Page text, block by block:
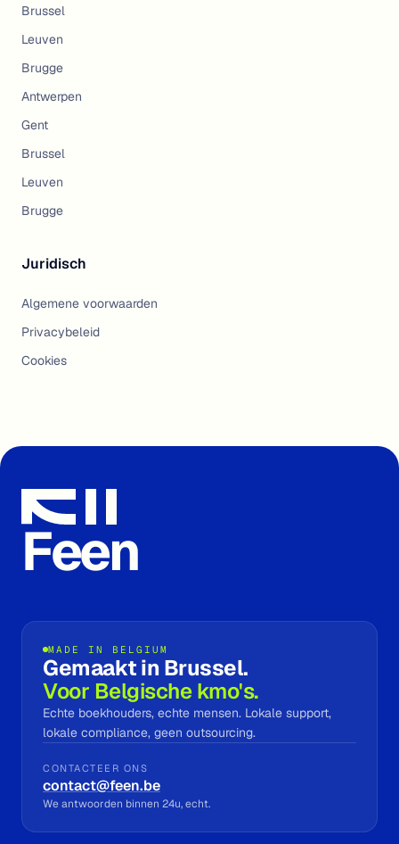
Brussel
Leuven
Brugge
Antwerpen
Gent
Brussel
Leuven
Brugge
Juridisch
Algemene voorwaarden
Privacybeleid
Cookies
Feen
MADE IN BELGIUM
Gemaakt in Brussel.
Voor Belgische kmo's.
Echte boekhouders, echte mensen. Lokale support,
lokale compliance, geen outsourcing.
CONTACTEER ONS
contact@feen.be
We antwoorden binnen 24u, echt.